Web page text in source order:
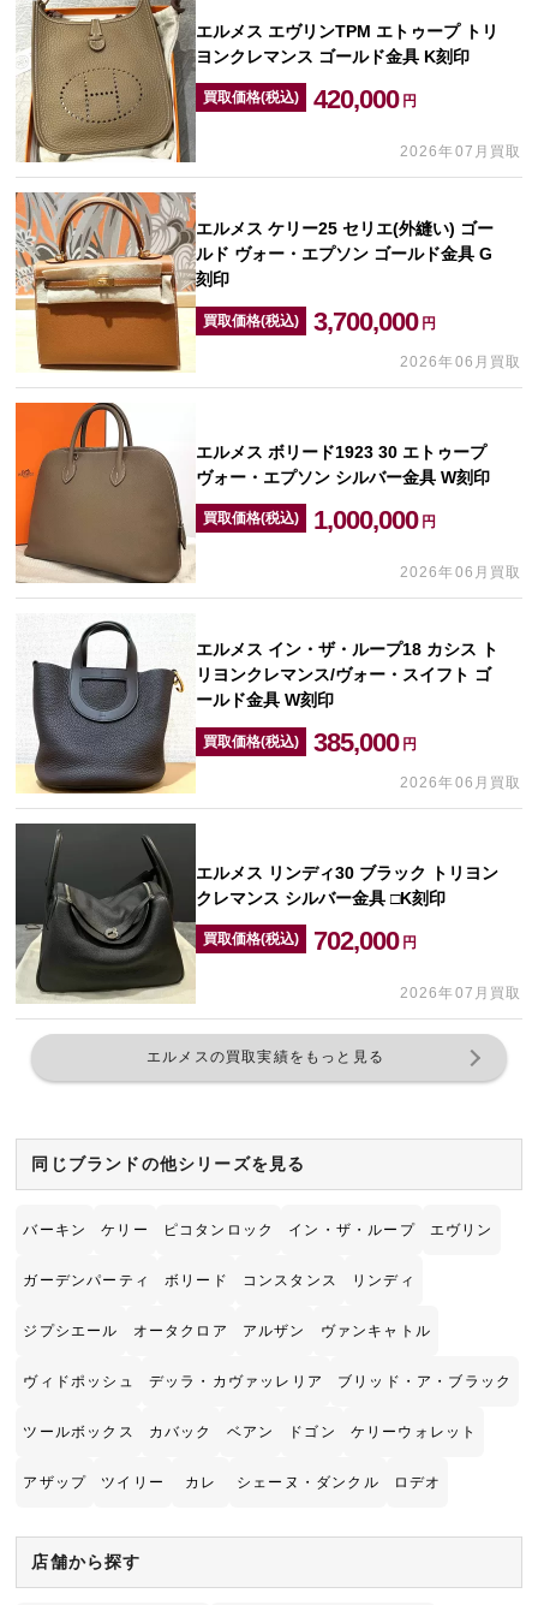
エルメス エヴリンTPM エトゥープ トリ
ヨンクレマンス ゴールド金具 K刻印
買取価格(税込) 420,000 円
2026年07月買取
エルメス ケリー25 セリエ(外縫い) ゴー
ルド ヴォー・エプソン ゴールド金具 G
刻印
買取価格(税込) 3,700,000 円
2026年06月買取
エルメス ボリード1923 30 エトゥープ
ヴォー・エプソン シルバー金具 W刻印
買取価格(税込) 1,000,000 円
2026年06月買取
エルメス イン・ザ・ループ18 カシス ト
リヨンクレマンス/ヴォー・スイフト ゴ
ールド金具 W刻印
買取価格(税込) 385,000 円
2026年06月買取
エルメス リンディ30 ブラック トリヨン
クレマンス シルバー金具 □K刻印
買取価格(税込) 702,000 円
2026年07月買取
エルメスの買取実績をもっと見る
同じブランドの他シリーズを見る
バーキン ケリー ピコタンロック イン・ザ・ループ エヴリン
ガーデンパーティ ボリード コンスタンス リンディ
ジプシエール オータクロア アルザン ヴァンキャトル
ヴィドポッシュ デッラ・カヴァッレリア ブリッド・ア・ブラック
ツールボックス カバック ベアン ドゴン ケリーウォレット
アザップ ツイリー カレ シェーヌ・ダンクル ロデオ
店舗から探す